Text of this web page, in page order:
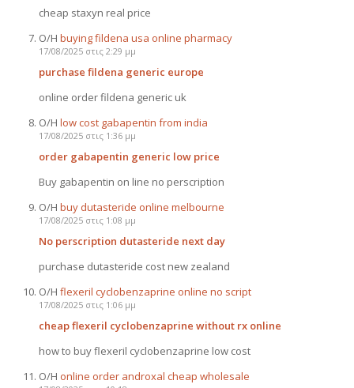
cheap staxyn real price
Ο/Η buying fildena usa online pharmacy
17/08/2025 στις 2:29 μμ
purchase fildena generic europe
online order fildena generic uk
Ο/Η low cost gabapentin from india
17/08/2025 στις 1:36 μμ
order gabapentin generic low price
Buy gabapentin on line no perscription
Ο/Η buy dutasteride online melbourne
17/08/2025 στις 1:08 μμ
No perscription dutasteride next day
purchase dutasteride cost new zealand
Ο/Η flexeril cyclobenzaprine online no script
17/08/2025 στις 1:06 μμ
cheap flexeril cyclobenzaprine without rx online
how to buy flexeril cyclobenzaprine low cost
Ο/Η online order androxal cheap wholesale